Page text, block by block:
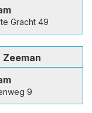
Gracht 49
Zeeman
9